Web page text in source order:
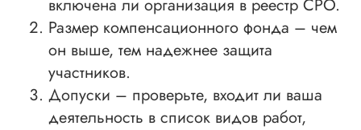
включена ли организация в реестр СРО.
Размер компенсационного фонда – чем
он выше, тем надежнее защита
участников.
Допуски – проверьте, входит ли ваша
деятельность в список видов работ,